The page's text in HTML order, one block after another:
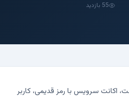
55 بازدید
اکانت سرویس با رمز قدیمی، کاربر